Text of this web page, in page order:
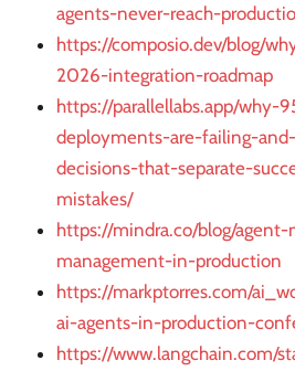
agents-never-reach-
https://composio.dev/blog/
2026-integration-roadmap
https://parallellabs.app/why-
deployments-are-failing-
decisions-that-separate-
mistakes/
https://mindra.co/blog/
management-in-production
https://markptorres.com/
ai-agents-in-production-
https://www.langchain.com/